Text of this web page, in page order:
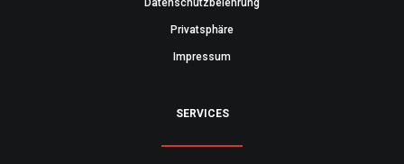
Datenschutzbelehrung
Privatsphäre
Impressum
SERVICES